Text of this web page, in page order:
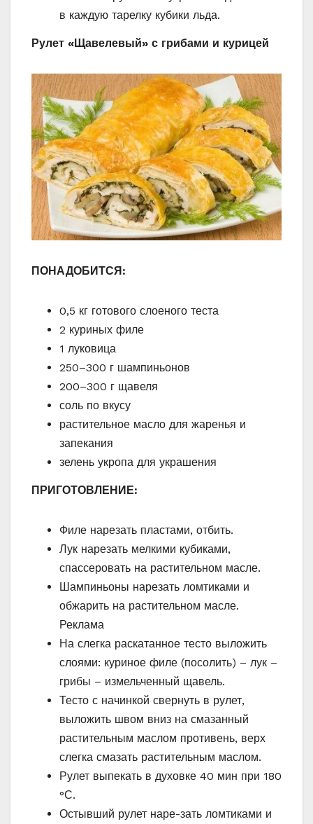
в каждую тарелку кубики льда.
Рулет «Щавелевый» с грибами и курицей
ПОНАДОБИТСЯ:
0,5 кг готового слоеного теста
2 куриных филе
1 луковица
250–300 г шампиньонов
200–300 г щавеля
соль по вкусу
растительное масло для жаренья и
запекания
зелень укропа для украшения
ПРИГОТОВЛЕНИЕ:
Филе нарезать пластами, отбить.
Лук нарезать мелкими кубиками,
спассеровать на растительном масле.
Шампиньоны нарезать ломтиками и
обжарить на растительном масле.
Реклама
На слегка раскатанное тесто выложить
слоями: куриное филе (посолить) – лук –
грибы – измельченный щавель.
Тесто с начинкой свернуть в рулет,
выложить швом вниз на смазанный
растительным маслом противень, верх
слегка смазать растительным маслом.
Рулет выпекать в духовке 40 мин при 180
°С.
Остывший рулет наре-зать ломтиками и